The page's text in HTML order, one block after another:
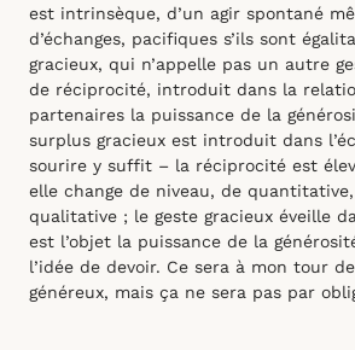
est intrinsèque, d’un agir spontané
d’échanges, pacifiques s’ils sont
gracieux, qui n’appelle pas un autre
de réciprocité, introduit dans la
partenaires la puissance de la
surplus gracieux est introduit dans
sourire y suffit – la réciprocité est
elle change de niveau, de
qualitative ; le geste gracieux éveille
est l’objet la puissance de la
l’idée de devoir. Ce sera à mon tour
généreux, mais ça ne sera pas par